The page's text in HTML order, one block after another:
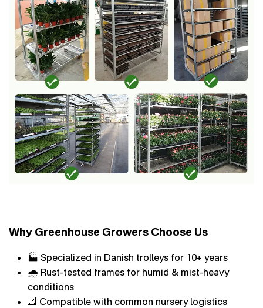
Why Greenhouse Growers Choose Us
🏭 Specialized in Danish trolleys for 10+ years
🌧 Rust-tested frames for humid & mist-heavy
conditions
📐 Compatible with common nursery logistics